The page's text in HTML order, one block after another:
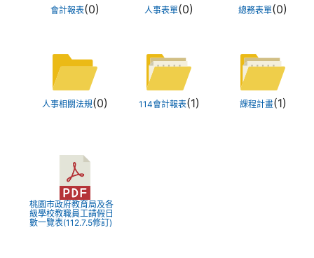
會計報表(0) 人事表單(0) 總務表單(0)
人事相關法規(0) 114會計報表(1) 課程計畫(1)
桃園市政府教育局及各
級學校教職員工請假日
數一覽表(112.7.5修訂)